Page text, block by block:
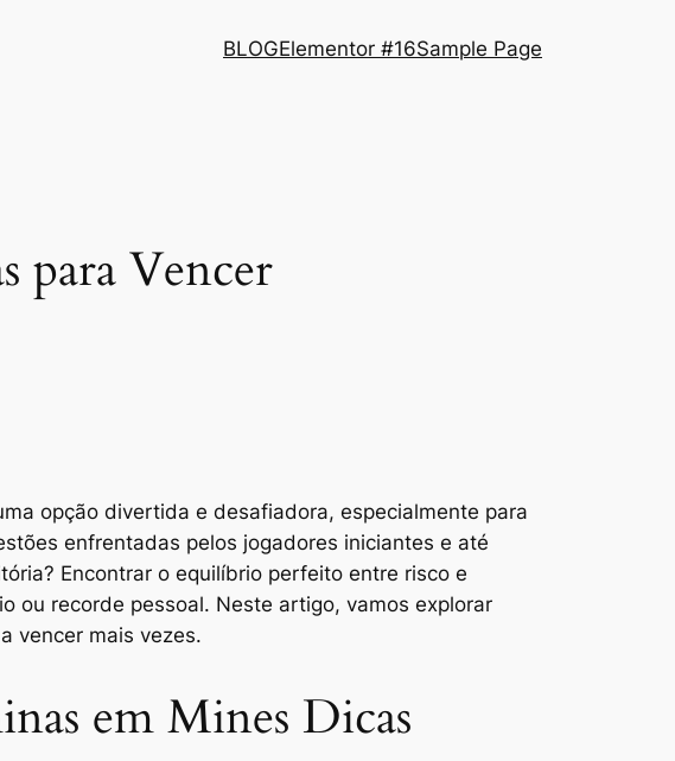
BLOGElementor #16Sample Page
para Vencer
opção divertida e desafiadora, especialmente para
enfrentadas pelos jogadores iniciantes e até
Encontrar o equilíbrio perfeito entre risco e
ou recorde pessoal. Neste artigo, vamos explorar
vencer mais vezes.
em Mines Dicas